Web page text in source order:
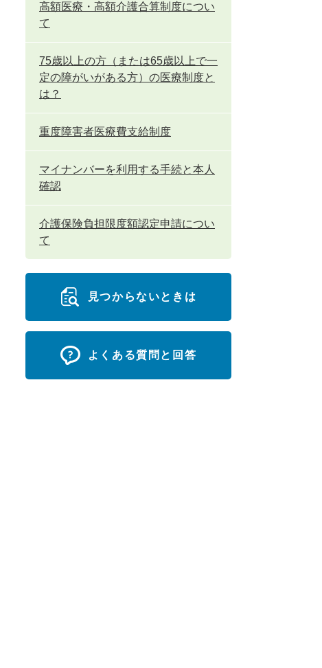
高額医療・高額介護合算制度につい
て
75歳以上の方（または65歳以上で一
定の障がいがある方）の医療制度と
は？
重度障害者医療費支給制度
マイナンバーを利用する手続と本人
確認
介護保険負担限度額認定申請につい
て
見つからないときは
よくある質問と回答